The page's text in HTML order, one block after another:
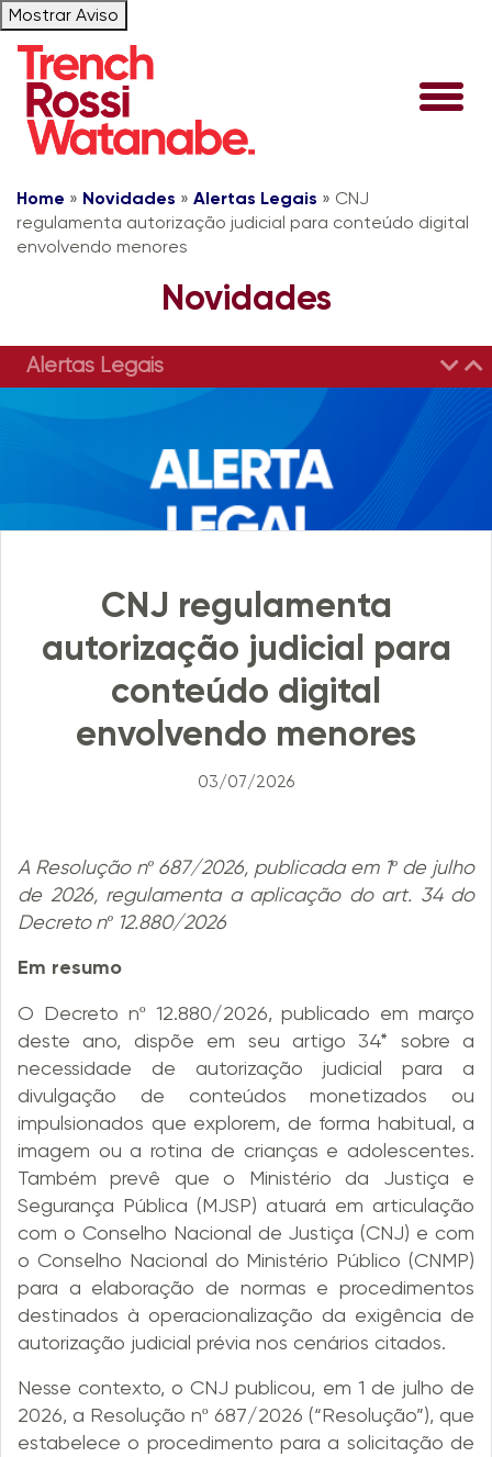
Mostrar Aviso
Home » Novidades » Alertas Legais » CNJ
regulamenta autorização judicial para conteúdo digital
envolvendo menores
Novidades
Alertas Legais
CNJ regulamenta
autorização judicial para
conteúdo digital
envolvendo menores
03/07/2026
A Resolução nº 687/2026, publicada em 1º de julho
de 2026, regulamenta a aplicação do art. 34 do
Decreto nº 12.880/2026
Em resumo
O Decreto nº 12.880/2026, publicado em março
deste ano, dispõe em seu artigo 34* sobre a
necessidade de autorização judicial para a
divulgação de conteúdos monetizados ou
impulsionados que explorem, de forma habitual, a
imagem ou a rotina de crianças e adolescentes.
Também prevê que o Ministério da Justiça e
Segurança Pública (MJSP) atuará em articulação
com o Conselho Nacional de Justiça (CNJ) e com
o Conselho Nacional do Ministério Público (CNMP)
para a elaboração de normas e procedimentos
destinados à operacionalização da exigência de
autorização judicial prévia nos cenários citados.
Nesse contexto, o CNJ publicou, em 1 de julho de
2026, a Resolução nº 687/2026 (“Resolução”), que
estabelece o procedimento para a solicitação de